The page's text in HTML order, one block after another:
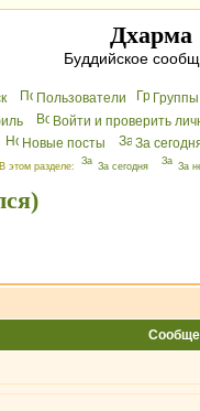
Дхарма
Буддийское
Пользователи Группы
Войти и проверить
Новые посты
За
В этом разделе: За сегодня За